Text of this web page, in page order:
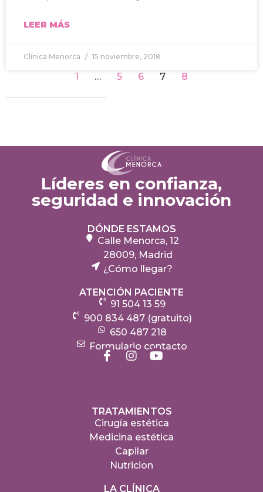
LEER MÁS
Clínica Menorca 15 noviembre, 2018
1 … 5 6 7 8
Líderes en confianza,
seguridad e innovación
DÓNDE ESTAMOS
Calle Menorca, 12
28009, Madrid
¿Cómo llegar?
ATENCIÓN PACIENTE
91 504 13 59
900 834 487 (gratuito)
650 487 218
Formulario contacto
TRATAMIENTOS
Cirugía estética
Medicina estética
Capilar
Nutricion
LA CLÍNICA